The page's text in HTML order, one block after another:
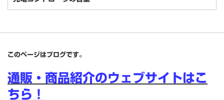
このページはブログです。
通販・商品紹介のウェブサイトはこ
ちら！